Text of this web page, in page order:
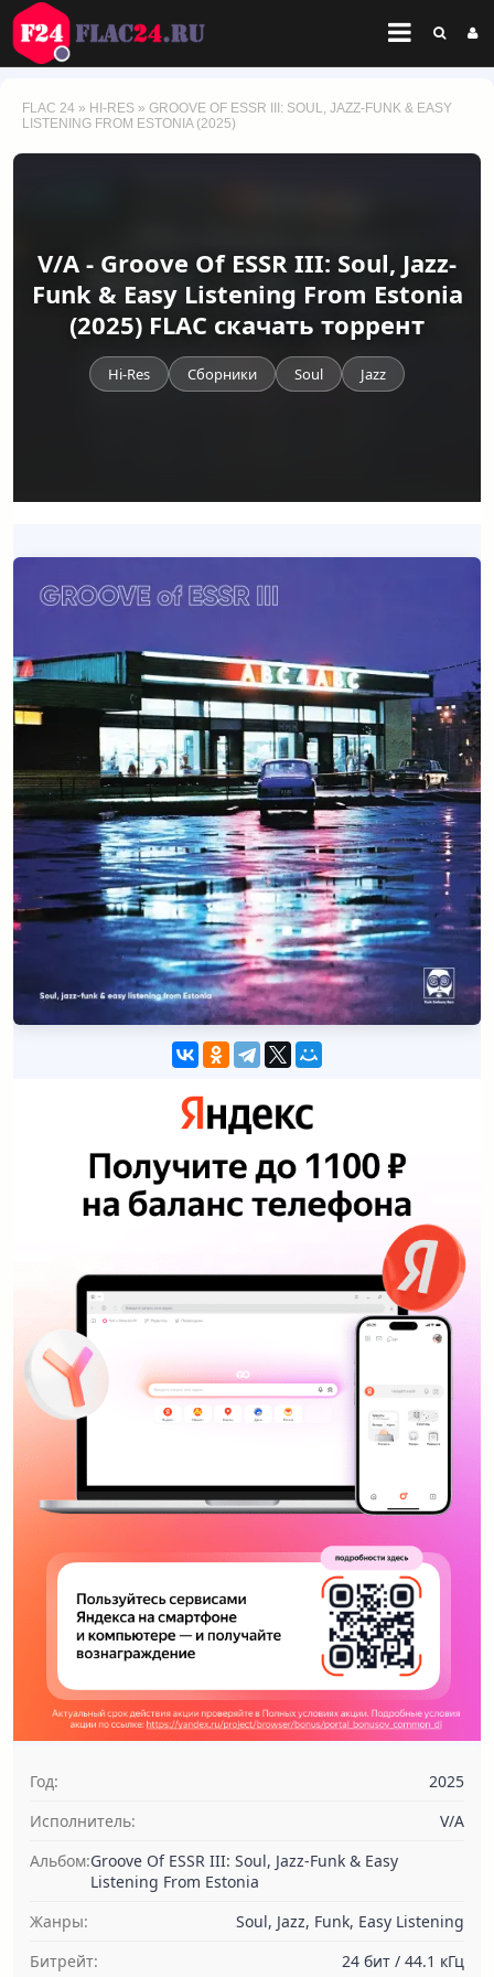
FLAC 24 » HI-RES » GROOVE OF ESSR III: SOUL, JAZZ-FUNK & EASY
LISTENING FROM ESTONIA (2025)
V/A - Groove Of ESSR III: Soul, Jazz-
Funk & Easy Listening From Estonia
(2025) FLAC скачать торрент
Hi-Res Сборники Soul Jazz
Год:
2025
Исполнитель:
V/A
Альбом:Groove Of ESSR III: Soul, Jazz-Funk & Easy
Listening From Estonia
Жанры:
Soul, Jazz, Funk, Easy Listening
Битрейт:
24 бит / 44.1 кГц